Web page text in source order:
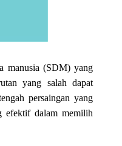
manusia (SDM) yang
yang salah dapat
persaingan yang
efektif dalam memilih